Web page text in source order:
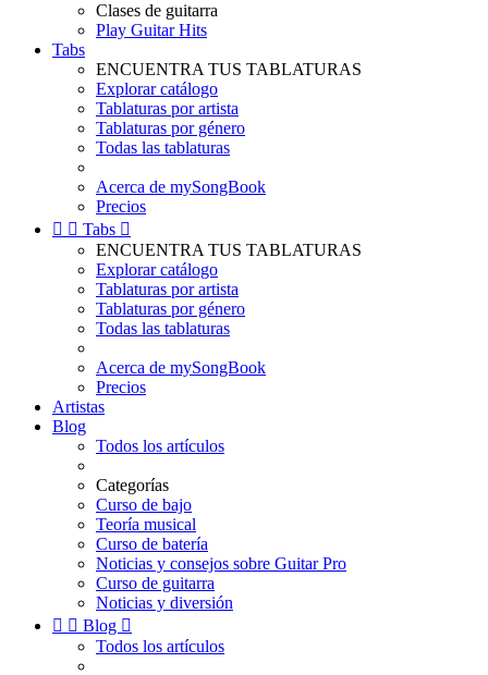
Clases de guitarra
Play Guitar Hits
Tabs
ENCUENTRA TUS TABLATURAS
Explorar catálogo
Tablaturas por artista
Tablaturas por género
Todas las tablaturas
Acerca de mySongBook
Precios
  Tabs 
ENCUENTRA TUS TABLATURAS
Explorar catálogo
Tablaturas por artista
Tablaturas por género
Todas las tablaturas
Acerca de mySongBook
Precios
Artistas
Blog
Todos los artículos
Categorías
Curso de bajo
Teoría musical
Curso de batería
Noticias y consejos sobre Guitar Pro
Curso de guitarra
Noticias y diversión
  Blog 
Todos los artículos